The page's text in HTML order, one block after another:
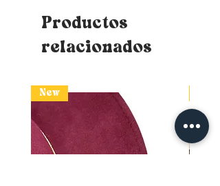
Productos
relacionados
New